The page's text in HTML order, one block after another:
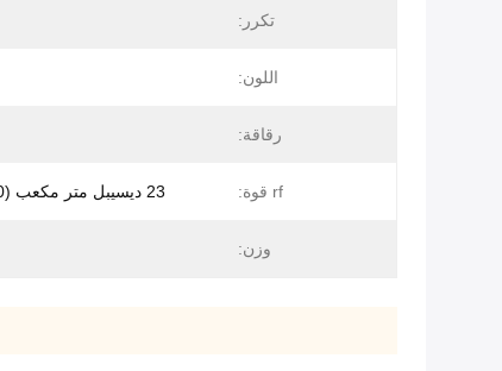
تكرر:
اللون:
رقاقة:
rf قوة: 23 ديسيبل متر مكعب (500 ميجا واط)
وزن: